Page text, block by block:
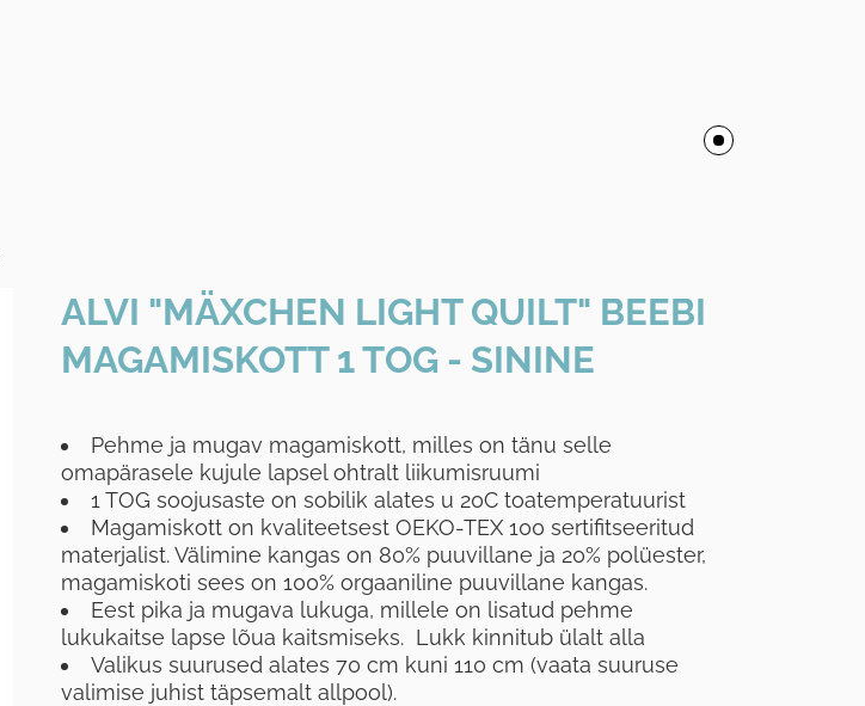
ALVI "MÄXCHEN LIGHT QUILT" BEEBI
MAGAMISKOTT 1 TOG - SININE
Pehme ja mugav magamiskott, milles on tänu selle
omapärasele kujule lapsel ohtralt liikumisruumi
1 TOG soojusaste on sobilik alates u 20C toatemperatuurist
Magamiskott on kvaliteetsest OEKO-TEX 100 sertifitseeritud
materjalist. Välimine kangas on 80% puuvillane ja 20% polüester,
magamiskoti sees on 100% orgaaniline puuvillane kangas.
Eest pika ja mugava lukuga, millele on lisatud pehme
lukukaitse lapse lõua kaitsmiseks. Lukk kinnitub ülalt alla
Valikus suurused alates 70 cm kuni 110 cm (vaata suuruse
valimise juhist täpsemalt allpool).